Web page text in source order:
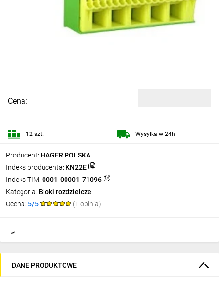
Producent: HAGER POLSKA
Indeks producenta: KN22E
Indeks TIM: 0001-00001-71096
Kategoria: Bloki rozdzielcze
Ocena: 5/5 (1 opinia)
Cena:
12 szt. Wysyłka w 24h
DANE PRODUKTOWE